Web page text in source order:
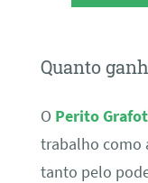
Quanto
O Perito
trabalho como
tanto pelo